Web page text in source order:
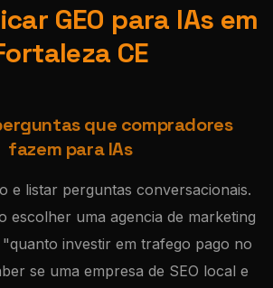
GEO para IAs em
CE
que compradores
fazem para IAs
e listar perguntas conversacionais.
escolher uma agencia de marketing
investir em trafego pago no
se uma empresa de SEO local e